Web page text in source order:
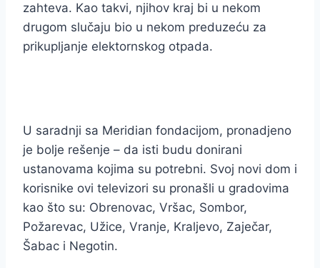
zahteva. Kao takvi, njihov kraj bi u nekom
drugom slučaju bio u nekom preduzeću za
prikupljanje elektornskog otpada.
U saradnji sa Meridian fondacijom, pronadjeno
je bolje rešenje – da isti budu donirani
ustanovama kojima su potrebni. Svoj novi dom i
korisnike ovi televizori su pronašli u gradovima
kao što su: Obrenovac, Vršac, Sombor,
Požarevac, Užice, Vranje, Kraljevo, Zaječar,
Šabac i Negotin.